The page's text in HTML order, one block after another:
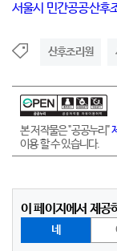
서울시 민간공공산후
산후조리원
본 저작물은 "공공누리"
이용 할 수 있습니다.
이 페이지에서 제공
네